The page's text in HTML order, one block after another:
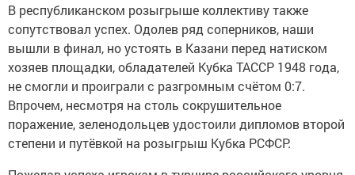
В республиканском розыгрыше коллективу также
сопутствовал успех. Одолев ряд соперников, наши
вышли в финал, но устоять в Казани перед натиском
хозяев площадки, обладателей Кубка ТАССР 1948 года,
не смогли и проиграли с разгромным счётом 0:7.
Впрочем, несмотря на столь сокрушительное
поражение, зеленодольцев удостоили дипломов второй
степени и путёвкой на розыгрыш Кубка РСФСР.